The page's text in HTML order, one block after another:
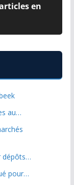
en
au…
dépôts…
pour…